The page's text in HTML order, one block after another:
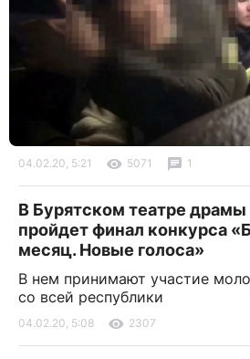
04.02.20, 5:21 5071 1
В Бурятском театре драмы
пройдет финал конкурса
месяц. Новые голоса»
В нем принимают участие
со всей республики
04.02.20, 5:08 2307